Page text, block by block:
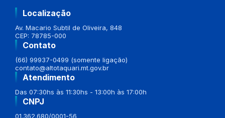
Localização
Av. Macario Subtil de Oliveira, 848
CEP: 78785-000
Contato
(66) 99937-0499 (somente ligação)
contato@altotaquari.mt.gov.br
Atendimento
Das 07:30hs às 11:30hs - 13:00h às 17:00h
CNPJ
01.362.680/0001-56